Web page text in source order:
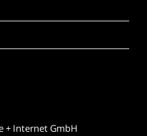
+ Internet GmbH